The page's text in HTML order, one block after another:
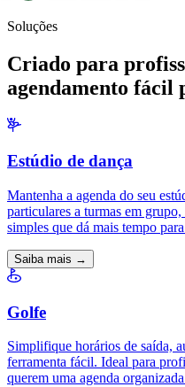
Soluções
Criado para
agendamento fácil
Estúdio de dança
Mantenha a agenda do seu
particulares a turmas em
simples que dá mais tempo
Saiba mais →
Golfe
Simplifique horários de saída,
ferramenta fácil. Ideal para
querem uma agenda